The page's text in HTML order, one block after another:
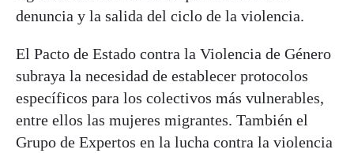
denuncia y la salida del ciclo de la violencia.
El Pacto de Estado contra la Violencia de Género
subraya la necesidad de establecer protocolos
específicos para los colectivos más vulnerables,
entre ellos las mujeres migrantes. También el
Grupo de Expertos en la lucha contra la violencia